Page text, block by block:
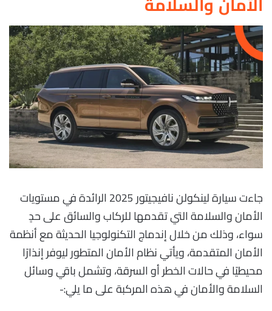
الأمان والسلامة
جاءت سيارة لينكولن نافيجيتور 2025 الرائدة في مستويات
الأمان والسلامة التي تقدمها للركاب والسائق على حدٍ
سواء، وذلك من خلال إندماج التكنولوجيا الحديثة مع أنظمة
الأمان المتقدمة، ويأتي نظام الأمان المتطور ليوفر إنذارًا
محيطيًا في حالات الخطر أو السرقة، وتشمل باقي وسائل
السلامة والأمان في هذه المركبة على ما يلي:-